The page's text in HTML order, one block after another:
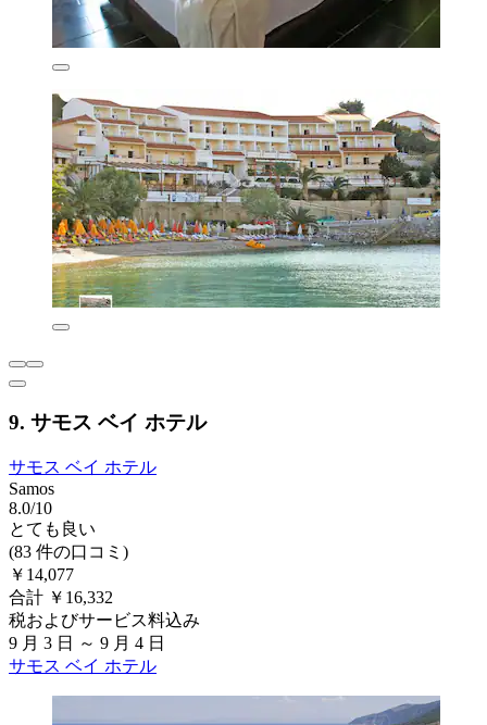
9. サモス ベイ ホテル
サモス ベイ ホテル
Samos
8.0/10
とても良い
(83 件の口コミ)
￥14,077
合計 ￥16,332
税およびサービス料込み
9 月 3 日 ～ 9 月 4 日
サモス ベイ ホテル